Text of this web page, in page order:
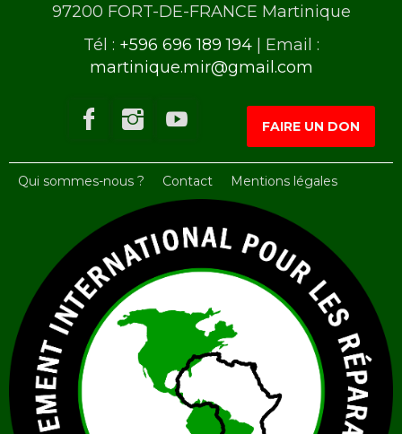
97200 FORT-DE-FRANCE Martinique
Tél : +596 696 189 194| Email :
martinique.mir@gmail.com
FAIRE UN DON
Qui sommes-nous ? Contact Mentions légales